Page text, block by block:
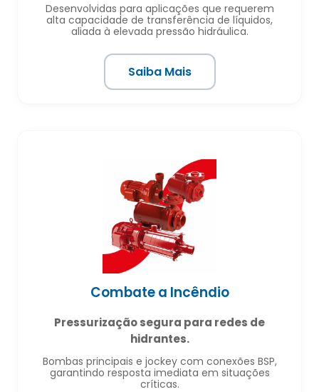
Desenvolvidas para aplicações que requerem
alta capacidade de transferência de líquidos,
aliada à elevada pressão hidráulica.
Saiba Mais
Combate a Incêndio
Pressurização segura para redes de
hidrantes.
Bombas principais e jockey com conexões BSP,
garantindo resposta imediata em situações
críticas.